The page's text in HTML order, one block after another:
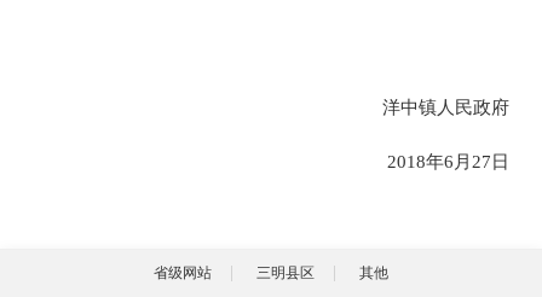
洋中镇人民政府
2018年6 月 27日
省级网站 三明县区 其他